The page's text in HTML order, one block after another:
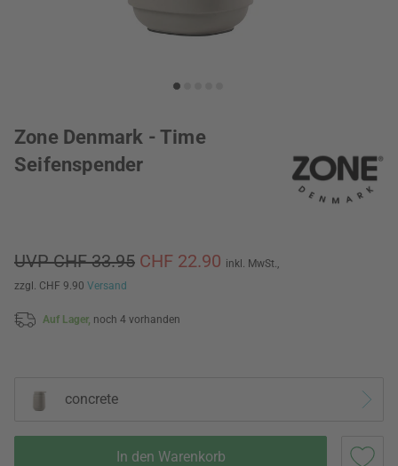
Zone Denmark - Time
Seifenspender
UVP CHF 33.95 CHF 22.90 inkl. MwSt.,
zzgl. CHF 9.90 Versand
Auf Lager, noch 4 vorhanden
concrete
In den Warenkorb